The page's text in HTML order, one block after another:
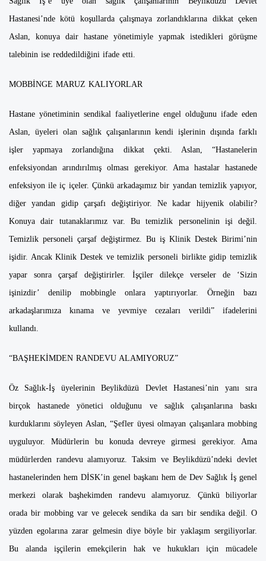
Hastanesi’nde kötü koşullarda çalışmaya zorlandıklarına dikkat çeken
Aslan, konuya dair hastane yönetimiyle yapmak istedikleri görüşme
talebinin ise reddedildiğini ifade etti.
MOBBİNGE MARUZ KALIYORLAR
Hastane yönetiminin sendikal faaliyetlerine engel olduğunu ifade eden
Aslan, üyeleri olan sağlık çalışanlarının kendi işlerinin dışında farklı
işler yapmaya zorlandığına dikkat çekti. Aslan, “Hastanelerin
enfeksiyondan arındırılmış olması gerekiyor. Ama hastalar hastanede
enfeksiyon ile iç içeler. Çünkü arkadaşımız bir yandan temizlik yapıyor,
diğer yandan gidip çarşafı değiştiriyor. Ne kadar hijyenik olabilir?
Konuya dair tutanaklarımız var. Bu temizlik personelinin işi değil.
Temizlik personeli çarşaf değiştirmez. Bu iş Klinik Destek Birimi’nin
işidir. Ancak Klinik Destek ve temizlik personeli birlikte gidip temizlik
yapar sonra çarşaf değiştirirler. İşçiler dilekçe verseler de ‘Sizin
işinizdir’ denilip mobbingle onlara yaptırıyorlar. Örneğin bazı
arkadaşlarımıza kınama ve yevmiye cezaları verildi” ifadelerini
kullandı.
“BAŞHEKİMDEN RANDEVU ALAMIYORUZ”
Öz Sağlık-İş üyelerinin Beylikdüzü Devlet Hastanesi’nin yanı sıra
birçok hastanede yönetici olduğunu ve sağlık çalışanlarına baskı
kurduklarını söyleyen Aslan, “Şefler üyesi olmayan çalışanlara mobbing
uyguluyor. Müdürlerin bu konuda devreye girmesi gerekiyor. Ama
müdürlerden randevu alamıyoruz. Taksim ve Beylikdüzü’ndeki devlet
hastanelerinden hem DİSK’in genel başkanı hem de Dev Sağlık İş genel
merkezi olarak başhekimden randevu alamıyoruz. Çünkü biliyorlar
orada bir mobbing var ve gelecek sendika da sarı bir sendika değil. O
yüzden egolarına zarar gelmesin diye böyle bir yaklaşım sergiliyorlar.
Bu alanda işçilerin emekçilerin hak ve hukukları için mücadele